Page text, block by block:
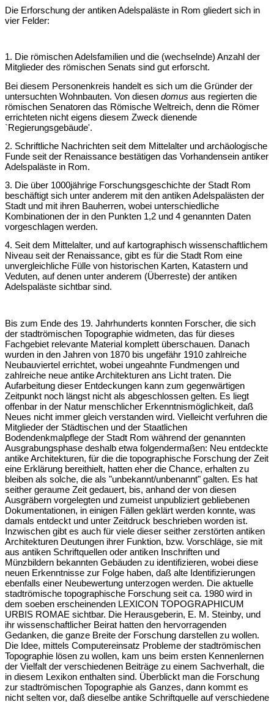
Die Erforschung der antiken Adelspaläste in Rom gliedert sich in
vier Felder:
1. Die römischen Adelsfamilien und die (wechselnde) Anzahl der
Mitglieder des römischen Senats sind gut erforscht.
Bei diesem Personenkreis handelt es sich um die Gründer der
untersuchten Wohnbauten. Von diesen domus aus regierten die
römischen Senatoren das Römische Weltreich, denn die Römer
errichteten nicht eigens diesem Zweck dienende
`Regierungsgebäude'.
2. Schriftliche Nachrichten seit dem Mittelalter und archäologische
Funde seit der Renaissance bestätigen das Vorhandensein antiker
Adelspaläste in Rom.
3. Die über 1000jährige Forschungsgeschichte der Stadt Rom
beschäftigt sich unter anderem mit den antiken Adelspalästen der
Stadt und mit ihren Bauherren, wobei unterschiedliche
Kombinationen der in den Punkten 1,2 und 4 genannten Daten
vorgeschlagen werden.
4. Seit dem Mittelalter, und auf kartographisch wissenschaftlichem
Niveau seit der Renaissance, gibt es für die Stadt Rom eine
unvergleichliche Fülle von historischen Karten, Katastern und
Veduten, auf denen unter anderem (Überreste) der antiken
Adelspaläste sichtbar sind.
Bis zum Ende des 19. Jahrhunderts konnten Forscher, die sich
der stadtrömischen Topographie widmeten, das für dieses
Fachgebiet relevante Material komplett überschauen. Danach
wurden in den Jahren von 1870 bis ungefähr 1910 zahlreiche
Neubauviertel errichtet, wobei ungeahnte Fundmengen und
zahlreiche neue antike Architekturen ans Licht traten. Die
Aufarbeitung dieser Entdeckungen kann zum gegenwärtigen
Zeitpunkt noch längst nicht als abgeschlossen gelten. Es liegt
offenbar in der Natur menschlicher Erkenntnismöglichkeit, daß
Neues nicht immer gleich verstanden wird. Vielleicht verfuhren die
Mitglieder der Städtischen und der Staatlichen
Bodendenkmalpflege der Stadt Rom während der genannten
Ausgrabungsphase deshalb etwa folgendermaßen: Neu entdeckte
antike Architekturen, für die die topographische Forschung der Zeit
eine Erklärung bereithielt, hatten eher die Chance, erhalten zu
bleiben als solche, die als "unbekannt/unbenannt" galten. Es hat
seither geraume Zeit gedauert, bis, anhand der von diesen
Ausgräbern vorgelegten und zumeist unpubliziert gebliebenen
Dokumentationen, in einigen Fällen geklärt werden konnte, was
damals entdeckt und unter Zeitdruck beschrieben worden ist.
Inzwischen gibt es auch für viele dieser seither zerstörten antiken
Architekturen Deutungen ihrer Funktion, bzw. Vorschläge, sie mit
aus antiken Schriftquellen oder antiken Inschriften und
Münzbildern bekannten Gebäuden zu identifizieren, wobei diese
neuen Erkenntnisse zur Folge haben, daß alte Identifizierungen
ebenfalls einer Neubewertung unterzogen werden. Die aktuelle
stadtrömische topographische Forschung seit ca. 1980 wird in
dem soeben erscheinenden LEXICON TOPOGRAPHICUM
URBIS ROMAE sichtbar. Die Herausgeberin, E. M. Steinby, und
ihr wissenschaftlicher Beirat hatten den hervorragenden
Gedanken, die ganze Breite der Forschung darstellen zu wollen.
Die Idee, mittels Computereinsatz Probleme der stadtrömischen
Topographie lösen zu wollen, kam uns beim ersten Kennenlernen
der Vielfalt der verschiedenen Beiträge zu einem Sachverhalt, die
in diesem Lexikon enthalten sind. Überblickt man die Forschung
zur stadtrömischen Topographie als Ganzes, dann kommt es
nicht selten vor, daß dieselbe antike Schriftquelle auf verschiedene